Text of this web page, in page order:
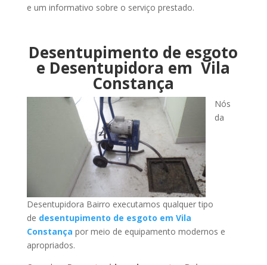
e um informativo sobre o serviço prestado.
Desentupimento de esgoto
e Desentupidora em Vila
Constança
Nós
da
Desentupidora Bairro executamos qualquer tipo
de desentupimento de esgoto em Vila
Constança por meio de equipamento modernos e
apropriados.